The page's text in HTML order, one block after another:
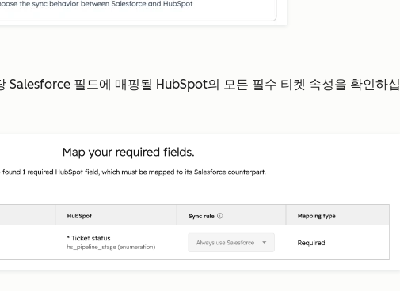
Salesforce 필드에 매핑될 HubSpot의 모든 필수 티켓 속성을 확인하십